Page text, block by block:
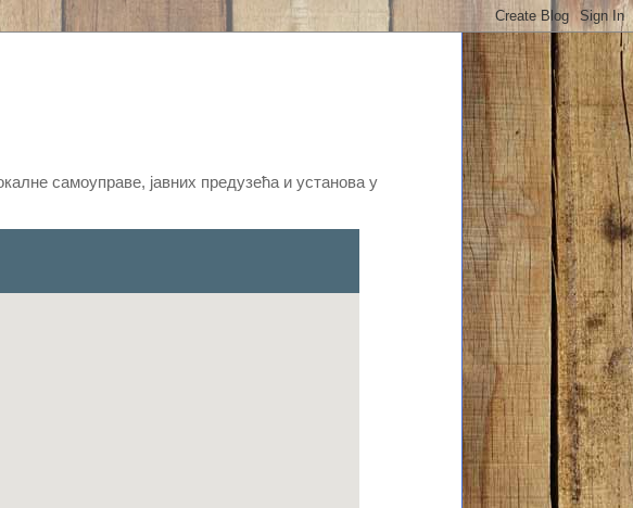
самоуправе, јавних предузећа и установа у